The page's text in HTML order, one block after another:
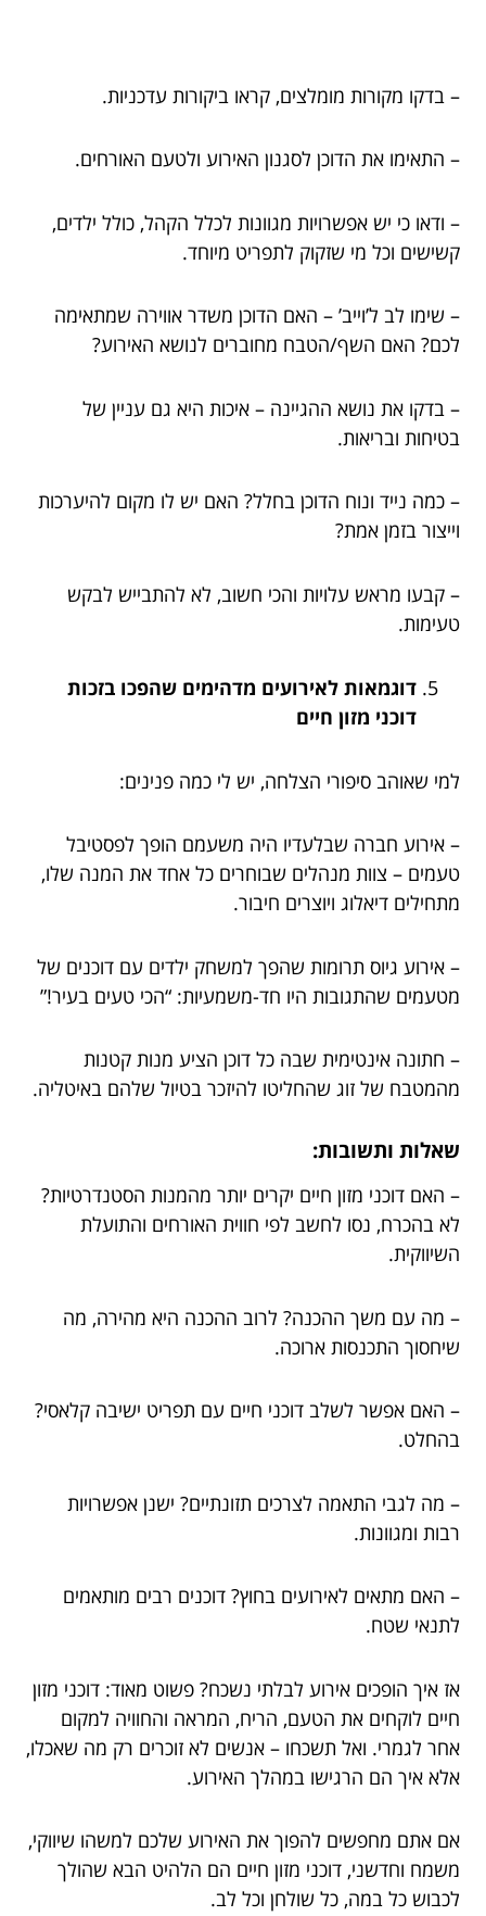
– בדקו מקורות מומלצים, קראו ביקורות עדכניות.
– התאימו את הדוכן לסגנון האירוע ולטעם האורחים.
– ודאו כי יש אפשרויות מגוונות לכלל הקהל, כולל ילדים,
קשישים וכל מי שזקוק לתפריט מיוחד.
– שימו לב ל’וייב’ – האם הדוכן משדר אווירה שמתאימה
לכם? האם השף/הטבח מחוברים לנושא האירוע?
– בדקו את נושא ההגיינה – איכות היא גם עניין של
בטיחות ובריאות.
– כמה נייד ונוח הדוכן בחלל? האם יש לו מקום להיערכות
וייצור בזמן אמת?
– קבעו מראש עלויות והכי חשוב, לא להתבייש לבקש
טעימות.
דוגמאות לאירועים מדהימים שהפכו בזכות
דוכני מזון חיים
למי שאוהב סיפורי הצלחה, יש לי כמה פנינים:
– אירוע חברה שבלעדיו היה משעמם הופך לפסטיבל
טעמים – צוות מנהלים שבוחרים כל אחד את המנה שלו,
מתחילים דיאלוג ויוצרים חיבור.
– אירוע גיוס תרומות שהפך למשחק ילדים עם דוכנים של
מטעמים שהתגובות היו חד-משמעיות: “הכי טעים בעיר!”
– חתונה אינטימית שבה כל דוכן הציע מנות קטנות
מהמטבח של זוג שהחליטו להיזכר בטיול שלהם באיטליה.
שאלות ותשובות:
– האם דוכני מזון חיים יקרים יותר מהמנות הסטנדרטיות?
לא בהכרח, נסו לחשב לפי חווית האורחים והתועלת
השיווקית.
– מה עם משך ההכנה? לרוב ההכנה היא מהירה, מה
שיחסוך התכנסות ארוכה.
– האם אפשר לשלב דוכני חיים עם תפריט ישיבה קלאסי?
בהחלט.
– מה לגבי התאמה לצרכים תזונתיים? ישנן אפשרויות
רבות ומגוונות.
– האם מתאים לאירועים בחוץ? דוכנים רבים מותאמים
לתנאי שטח.
אז איך הופכים אירוע לבלתי נשכח? פשוט מאוד: דוכני מזון
חיים לוקחים את הטעם, הריח, המראה והחוויה למקום
אחר לגמרי. ואל תשכחו – אנשים לא זוכרים רק מה שאכלו,
אלא איך הם הרגישו במהלך האירוע.
אם אתם מחפשים להפוך את האירוע שלכם למשהו שיווקי,
משמח וחדשני, דוכני מזון חיים הם הלהיט הבא שהולך
לכבוש כל במה, כל שולחן וכל לב.